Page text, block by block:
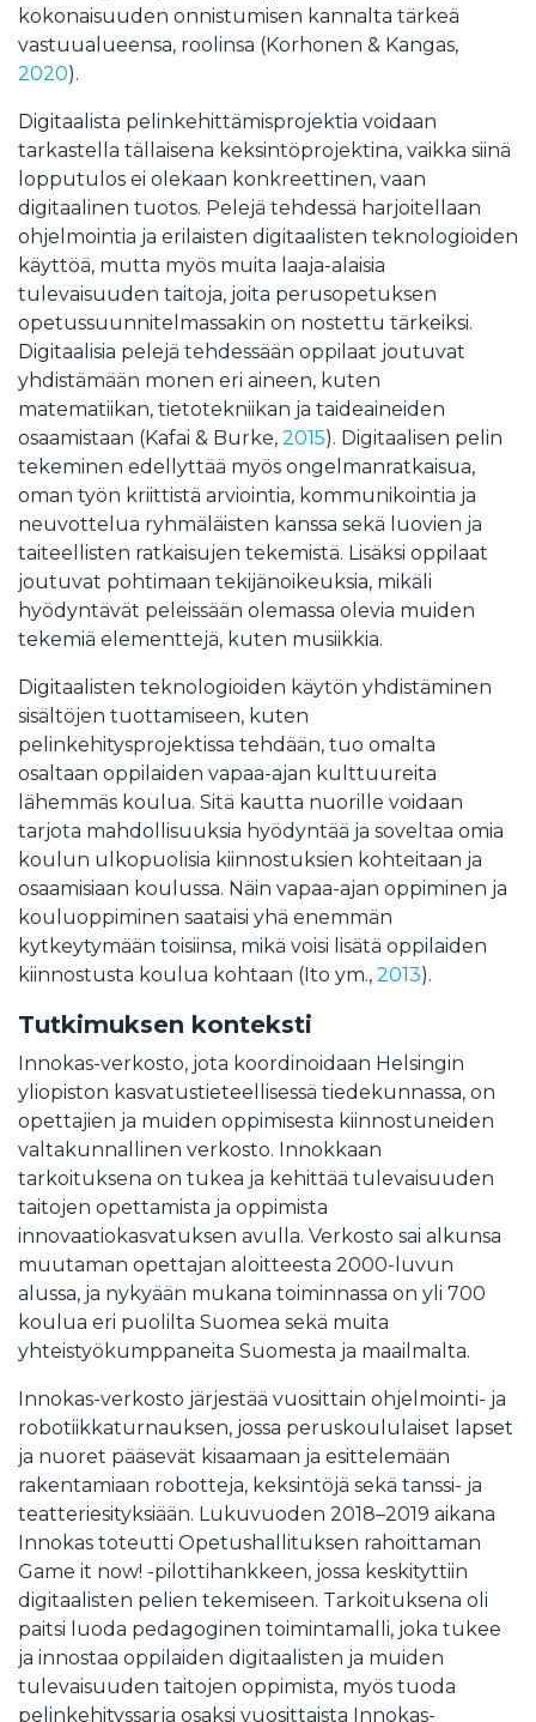
kokonaisuuden onnistumisen kannalta tärkeä
vastuualueensa, roolinsa (Korhonen & Kangas,
2020).
Digitaalista pelinkehittämisprojektia voidaan
tarkastella tällaisena keksintöprojektina, vaikka siinä
lopputulos ei olekaan konkreettinen, vaan
digitaalinen tuotos. Pelejä tehdessä harjoitellaan
ohjelmointia ja erilaisten digitaalisten teknologioiden
käyttöä, mutta myös muita laaja-alaisia
tulevaisuuden taitoja, joita perusopetuksen
opetussuunnitelmassakin on nostettu tärkeiksi.
Digitaalisia pelejä tehdessään oppilaat joutuvat
yhdistämään monen eri aineen, kuten
matematiikan, tietotekniikan ja taideaineiden
osaamistaan (Kafai & Burke, 2015). Digitaalisen pelin
tekeminen edellyttää myös ongelmanratkaisua,
oman työn kriittistä arviointia, kommunikointia ja
neuvottelua ryhmäläisten kanssa sekä luovien ja
taiteellisten ratkaisujen tekemistä. Lisäksi oppilaat
joutuvat pohtimaan tekijänoikeuksia, mikäli
hyödyntävät peleissään olemassa olevia muiden
tekemiä elementtejä, kuten musiikkia.
Digitaalisten teknologioiden käytön yhdistäminen
sisältöjen tuottamiseen, kuten
pelinkehitysprojektissa tehdään, tuo omalta
osaltaan oppilaiden vapaa-ajan kulttuureita
lähemmäs koulua. Sitä kautta nuorille voidaan
tarjota mahdollisuuksia hyödyntää ja soveltaa omia
koulun ulkopuolisia kiinnostuksien kohteitaan ja
osaamisiaan koulussa. Näin vapaa-ajan oppiminen ja
kouluoppiminen saataisi yhä enemmän
kytkeytymään toisiinsa, mikä voisi lisätä oppilaiden
kiinnostusta koulua kohtaan (Ito ym., 2013).
Tutkimuksen konteksti
Innokas-verkosto, jota koordinoidaan Helsingin
yliopiston kasvatustieteellisessä tiedekunnassa, on
opettajien ja muiden oppimisesta kiinnostuneiden
valtakunnallinen verkosto. Innokkaan
tarkoituksena on tukea ja kehittää tulevaisuuden
taitojen opettamista ja oppimista
innovaatiokasvatuksen avulla. Verkosto sai alkunsa
muutaman opettajan aloitteesta 2000-luvun
alussa, ja nykyään mukana toiminnassa on yli 700
koulua eri puolilta Suomea sekä muita
yhteistyökumppaneita Suomesta ja maailmalta.
Innokas-verkosto järjestää vuosittain ohjelmointi- ja
robotiikkaturnauksen, jossa peruskoululaiset lapset
ja nuoret pääsevät kisaamaan ja esittelemään
rakentamiaan robotteja, keksintöjä sekä tanssi- ja
teatteriesityksiään. Lukuvuoden 2018–2019 aikana
Innokas toteutti Opetushallituksen rahoittaman
Game it now! -pilottihankkeen, jossa keskityttiin
digitaalisten pelien tekemiseen. Tarkoituksena oli
paitsi luoda pedagoginen toimintamalli, joka tukee
ja innostaa oppilaiden digitaalisten ja muiden
tulevaisuuden taitojen oppimista, myös tuoda
pelinkehityssarja osaksi vuosittaista Innokas-